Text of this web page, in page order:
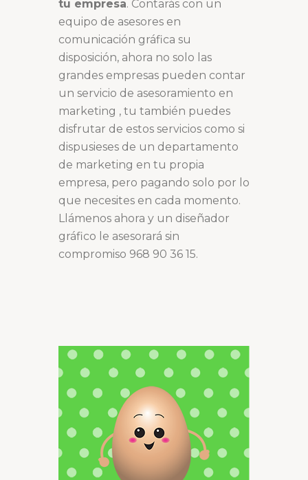
tu empresa. Contarás con un
equipo de asesores en
comunicación gráfica su
disposición, ahora no solo las
grandes empresas pueden contar
un servicio de asesoramiento en
marketing , tu también puedes
disfrutar de estos servicios como si
dispusieses de un departamento
de marketing en tu propia
empresa, pero pagando solo por lo
que necesites en cada momento.
Llámenos ahora y un diseñador
gráfico le asesorará sin
compromiso 968 90 36 15.